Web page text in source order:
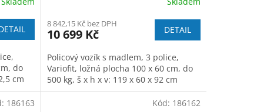
M
A
do
cm
M
A
8 842,15 Kč bez DPH
10 699 Kč DETAIL
Policový vozík s madlem, 3 police,
Variofit, ložná plocha 100 x 60 cm, do
500 kg, š x h x v: 119 x 60 x 92 cm
186163 Kód: 186162